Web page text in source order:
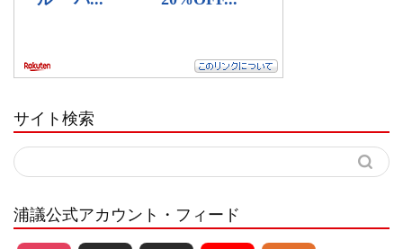
サイト検索
浦議公式アカウント・フィード